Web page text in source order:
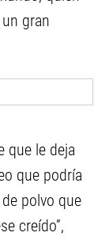
gran
que le deja
que podría
polvo que
creído”,